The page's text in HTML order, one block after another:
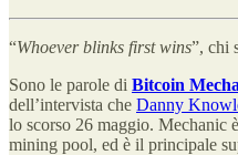
“Whoever blinks first wins”, chi
Sono le parole di Bitcoin
dell’intervista che Danny
lo scorso 26 maggio. Mechanic
mining pool, ed è il principale